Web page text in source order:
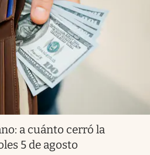
a cuánto cerró la
5 de agosto